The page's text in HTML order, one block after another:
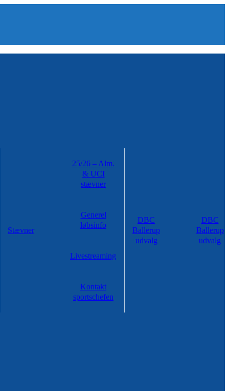
Stævner
25/26 – Alm.
& UCI
stævner
Generel
løbsinfo
Livestreaming
Kontakt
sportschefen
DBC
Ballerup
udvalg
DBC
Ballerup
udvalg